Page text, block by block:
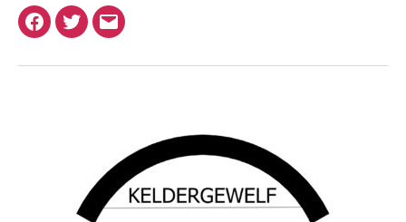
Facebook
Twitter
E-